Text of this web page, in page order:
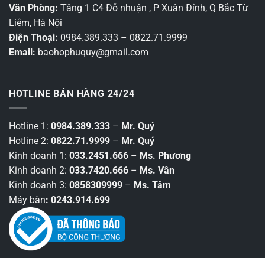
Văn Phòng: Tầng 1 C4 Đỗ nhuận , P Xuân Đỉnh, Q Bắc Từ
Liêm, Hà Nội
Điện Thoại: 0984.389.333 – 0822.71.9999
Email: baohophuquy@gmail.com
HOTLINE BÁN HÀNG 24/24
Hotline 1: 0984.389.333 – Mr. Quý
Hotline 2: 0822.71.9999 – Mr. Quý
Kinh doanh 1: 033.2451.666 – Ms. Phương
Kinh doanh 2: 033.7420.666 – Ms. Vân
Kinh doanh 3: 0858309999 – Ms. Tâm
Máy bàn: 0243.914.699